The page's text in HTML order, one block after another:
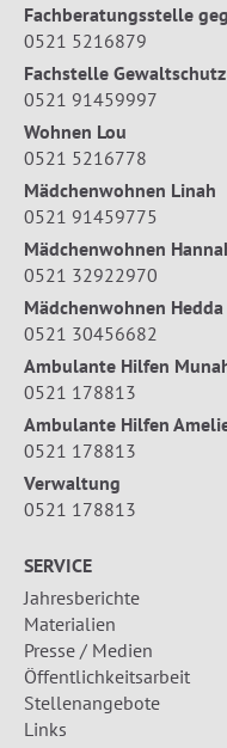
Fachberatungsstelle
0521 5216879
Fachstelle
0521 91459997
Wohnen Lou
0521 5216778
Mädchenwohnen Linah
0521 91459775
Mädchenwohnen
0521 32922970
Mädchenwohnen Hedda
0521 30456682
Ambulante Hilfen
0521 178813
Ambulante Hilfen
0521 178813
Verwaltung
0521 178813
SERVICE
Jahresberichte
Materialien
Presse / Medien
Öffentlichkeitsarbeit
Stellenangebote
Links